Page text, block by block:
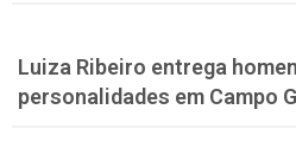
Luiza Ribeiro entrega
personalidades em Campo